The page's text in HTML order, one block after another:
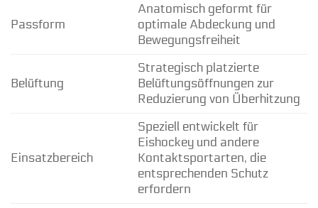
Passform
Anatomisch geformt für
optimale Abdeckung und
Bewegungsfreiheit
Belüftung
Strategisch platzierte
Belüftungsöffnungen zur
Reduzierung von Überhitzung
Einsatzbereich
Speziell entwickelt für
Eishockey und andere
Kontaktsportarten, die
entsprechenden Schutz
erfordern